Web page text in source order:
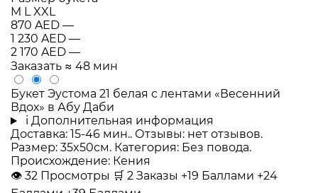
M LXXL
870 AED —
1 230 AED —
2 170 AED —
Заказать ≈ 48 мин
Букет Эустома 21 белая с лентами «Весенний
Вдох» в Абу Даби
i Дополнительная информация
Доставка: 15-46 мин.. Отзывы: нет отзывов.
Размер: 35x50см. Категория: Без повода.
Происхождение: Кения
👁 32 Просмотры 🛒 2 Заказы +19 Баллами +24